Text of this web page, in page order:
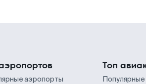
аэропорты
Топ
Популярные